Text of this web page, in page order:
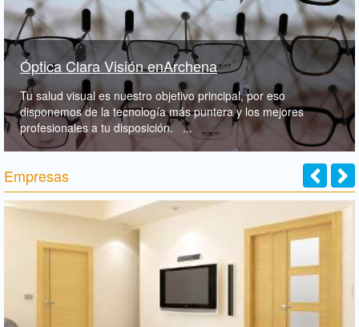
Óptica Clara Visión enArchena
Tu salud visual es nuestro objetivo principal, por eso
disponemos de la tecnología más puntera y los mejores
profesionales a tu disposición. ...
Empresas